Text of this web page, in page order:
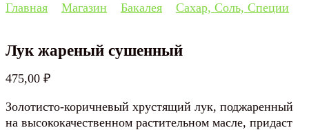
Главная Магазин Бакалея Сахар, Соль, Специи
Лук жареный сушенный
475,00 ₽
Золотисто-коричневый хрустящий лук, поджаренный
на высококачественном растительном масле, придаст